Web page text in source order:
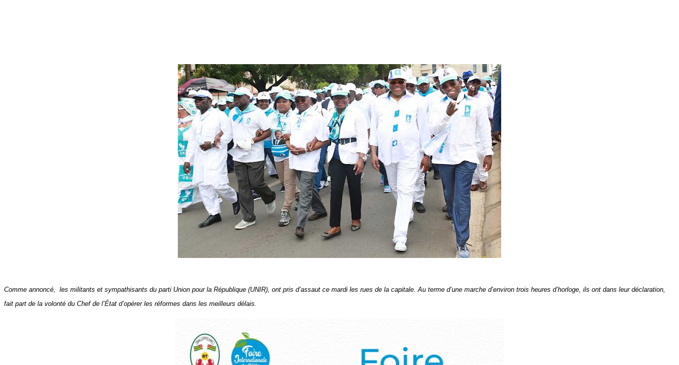
Comme annoncé, les militants et sympathisants du parti Union pour la République (UNIR), ont pris d’assaut ce mardi les rues de la capitale. Au terme d’une marche d’environ trois heures d’horloge, ils ont dans leur déclaration,
fait part de la volonté du Chef de l’État d’opérer les réformes dans les meilleurs délais.